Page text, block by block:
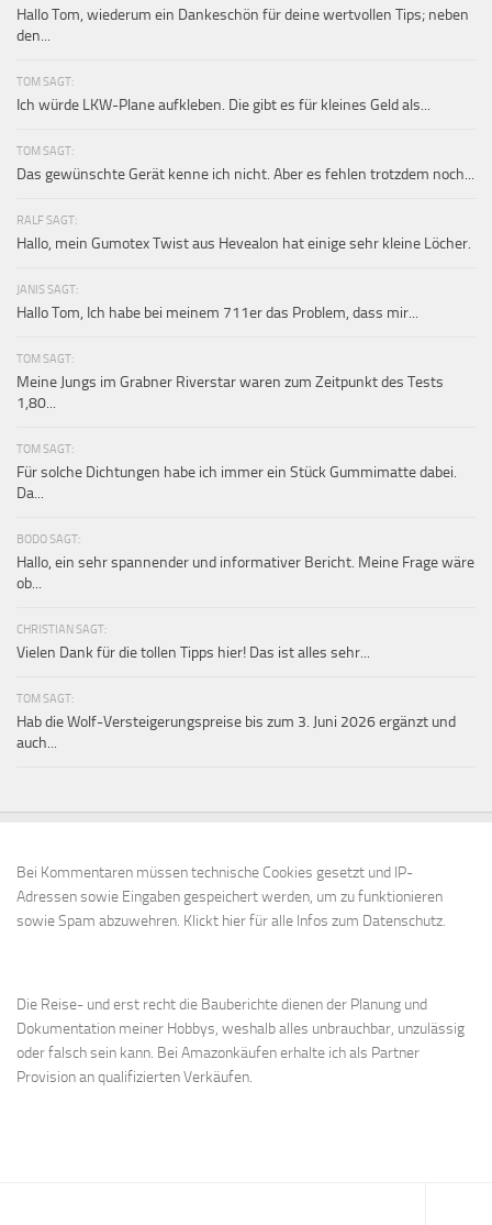
Hallo Tom, wiederum ein Dankeschön für deine wertvollen Tips; neben
den...
TOM SAGT:
Ich würde LKW-Plane aufkleben. Die gibt es für kleines Geld als...
TOM SAGT:
Das gewünschte Gerät kenne ich nicht. Aber es fehlen trotzdem noch...
RALF SAGT:
Hallo, mein Gumotex Twist aus Hevealon hat einige sehr kleine Löcher.
JANIS SAGT:
Hallo Tom, Ich habe bei meinem 711er das Problem, dass mir...
TOM SAGT:
Meine Jungs im Grabner Riverstar waren zum Zeitpunkt des Tests
1,80...
TOM SAGT:
Für solche Dichtungen habe ich immer ein Stück Gummimatte dabei.
Da...
BODO SAGT:
Hallo, ein sehr spannender und informativer Bericht. Meine Frage wäre
ob...
CHRISTIAN SAGT:
Vielen Dank für die tollen Tipps hier! Das ist alles sehr...
TOM SAGT:
Hab die Wolf-Versteigerungspreise bis zum 3. Juni 2026 ergänzt und
auch...
Bei Kommentaren müssen technische Cookies gesetzt und IP-
Adressen sowie Eingaben gespeichert werden, um zu funktionieren
sowie Spam abzuwehren. Klickt hier für alle Infos zum Datenschutz.
Die Reise- und erst recht die Bauberichte dienen der Planung und
Dokumentation meiner Hobbys, weshalb alles unbrauchbar, unzulässig
oder falsch sein kann. Bei Amazonkäufen erhalte ich als Partner
Provision an qualifizierten Verkäufen.